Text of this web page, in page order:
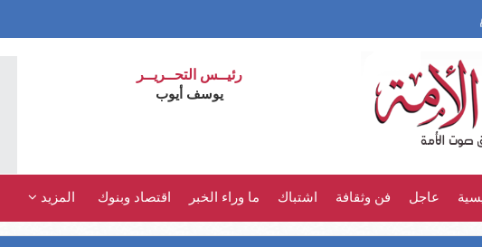
رئيــس التحــريــر
يوسف أيوب
عاجل فن وثقافة اشتباك ما وراء الخبر اقتصاد وبنوك المزيد